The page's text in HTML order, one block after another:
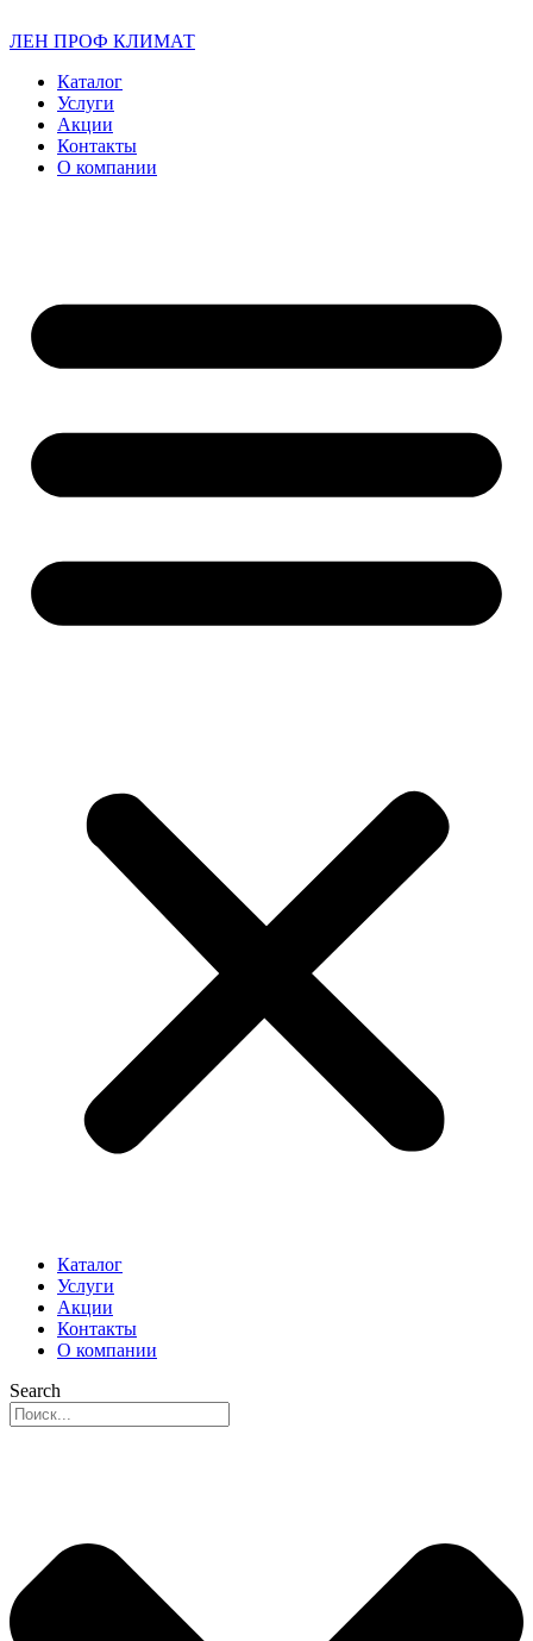
ЛЕН ПРОФ КЛИМАТ
Каталог
Услуги
Акции
Контакты
О компании
Каталог
Услуги
Акции
Контакты
О компании
Search